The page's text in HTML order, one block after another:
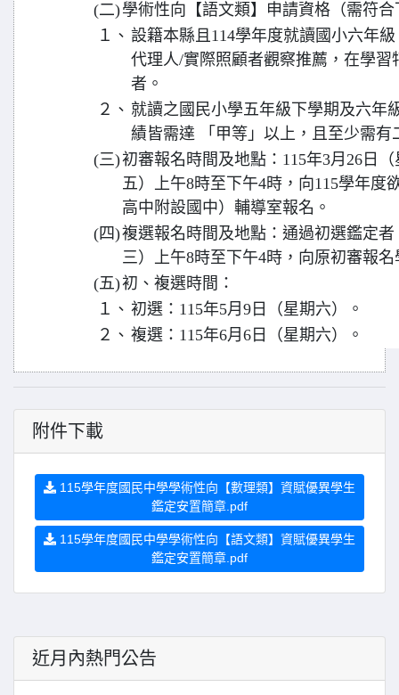
(二)學術性向【語文類】申請資格（需符
１、 設籍本縣且114學年度就讀國小六年
代理人/實際照顧者觀察推薦，在學
者。
２、 就讀之國民小學五年級下學期及六年
績皆需達 「甲等」以上，且至少需有
(三)初審報名時間及地點：115年3月26日
五）上午8時至下午4時，向115學年度
高中附設國中）輔導室報名。
(四)複選報名時間及地點：通過初選鑑定者
三）上午8時至下午4時，向原初審報
(五)初、複選時間：
１、 初選：115年5月9日（星期六）。
２、 複選：115年6月6日（星期六）。
附件下載
115學年度國民中學學術性向【數理類】資賦優異學生
鑑定安置簡章.pdf
115學年度國民中學學術性向【語文類】資賦優異學生
鑑定安置簡章.pdf
近月內熱門公告